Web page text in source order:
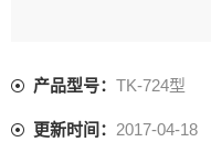
产品型号： TK-724型
更新时间： 2017-04-18